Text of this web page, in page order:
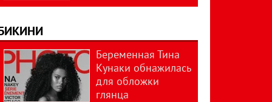
Беременная Тина
Кунаки обнажилась
для обложки
глянца